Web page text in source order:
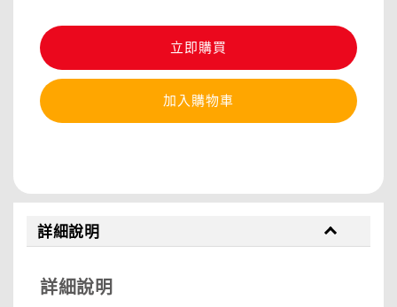
立即購買
加入購物車
詳細說明
詳細說明